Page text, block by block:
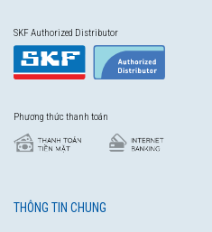
SKF Authorized Distributor
Phương thức thanh toán
THÔNG TIN CHUNG